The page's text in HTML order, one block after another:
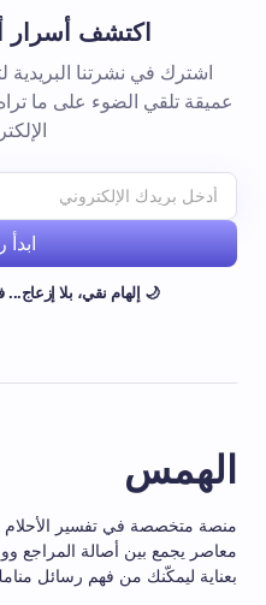
اكتشف أسرار
اشترك في نشرتنا
عميقة تلقي الضوء على ما
🌙 إلهام نقي، بلا
الهمس
منصة متخصصة في تفسير الأحلام
معاصر يجمع بين أصالة المراجع
بعناية ليمكّنك من فهم رسائل